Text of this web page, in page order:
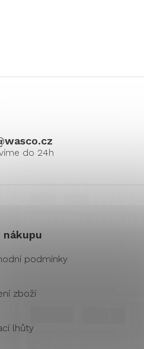
wasco.cz
nákupu
podmínky
zboží
lhůty